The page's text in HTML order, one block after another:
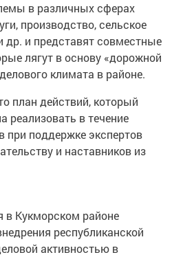
в различных сферах
производство, сельское
др. и представят совместные
лягут в основу «дорожной
климата в районе.
план действий, который
реализовать в течение
поддержке экспертов
и наставников из
в Кукморском районе
республиканской
активностью в